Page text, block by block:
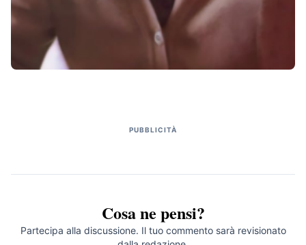
PUBBLICITÀ
Cosa ne pensi?
Partecipa alla discussione. Il tuo commento sarà revisionato